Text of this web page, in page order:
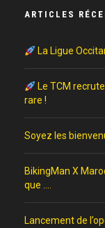
ARTICLES
La Ligue
Le TCM
rare !
Soyez les
BikingMan X
que ….
Lancement de